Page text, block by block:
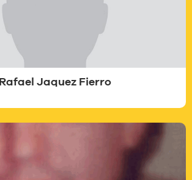
Rafael Jaquez Fierro